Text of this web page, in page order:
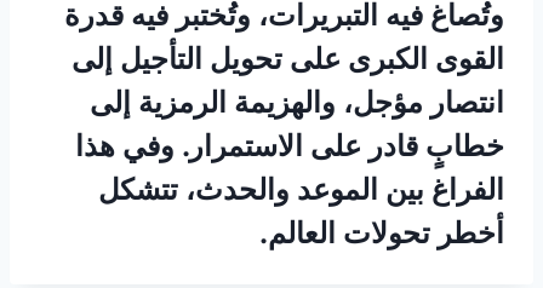
وتُصاغ فيه التبريرات، وتُختبر فيه قدرة
القوى الكبرى على تحويل التأجيل إلى
انتصار مؤجل، والهزيمة الرمزية إلى
خطابٍ قادر على الاستمرار. وفي هذا
الفراغ بين الموعد والحدث، تتشكل
أخطر تحولات العالم.